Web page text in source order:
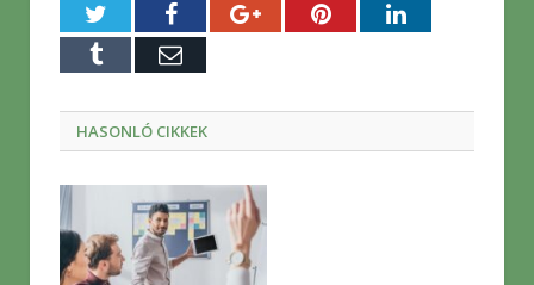
TwitterFacebookGoogle+PinterestLinkedIn
Tumblr E-
HASONLÓ CIKKEK